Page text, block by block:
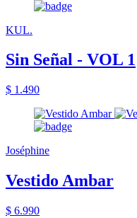
KUL.
Sin Señal - VOL 1
$ 1.490
Joséphine
Vestido Ambar
$ 6.990